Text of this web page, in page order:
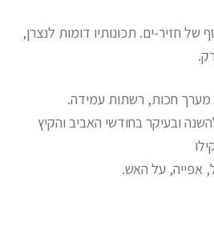
של חזיר-ים. תכונותיו דומות לנצרן,
מערך חכות, רשתות עמידה.
ובעיקר בחודשי האביב והקיץ
אפייה, על האש.